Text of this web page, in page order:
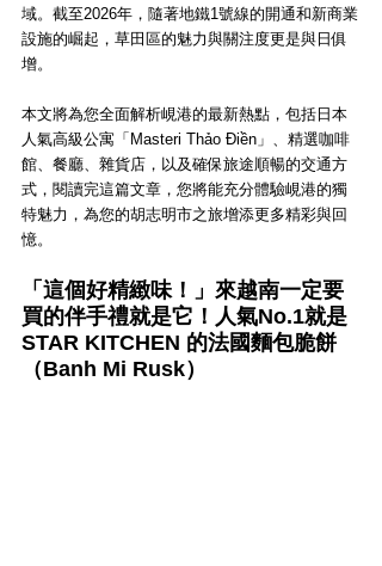
域。截至2026年，隨著地鐵1號線的開通和新商業
設施的崛起，草田區的魅力與關注度更是與日俱
增。
本文將為您全面解析峴港的最新熱點，包括日本
人氣高級公寓「Masteri Thảo Điền」、精選咖啡
館、餐廳、雜貨店，以及確保旅途順暢的交通方
式，閱讀完這篇文章，您將能充分體驗峴港的獨
特魅力，為您的胡志明市之旅增添更多精彩與回
憶。
「這個好精緻味！」來越南一定要
買的伴手禮就是它！人氣No.1就是
STAR KITCHEN 的法國麵包脆餅
（Banh Mi Rusk）